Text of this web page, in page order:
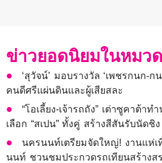
ข่าวยอดนิยมในหมว
‘สุวัจน์’ มอบรางวัล ‘เพชรกนก-ก
คนดีศรีแผ่นดินและผู้เสียสละ
“โอเลี้ยง-เจ้ารถถัง” เต่าซูคาต้า
เลือก “สเปน” ทั้งคู่ สร้างสีสันรับนัดชิง
นครนนท์เตรียมจัดใหญ่! งานแห่
นนท์ ชวนชมประกวดรถเทียนสร้างส